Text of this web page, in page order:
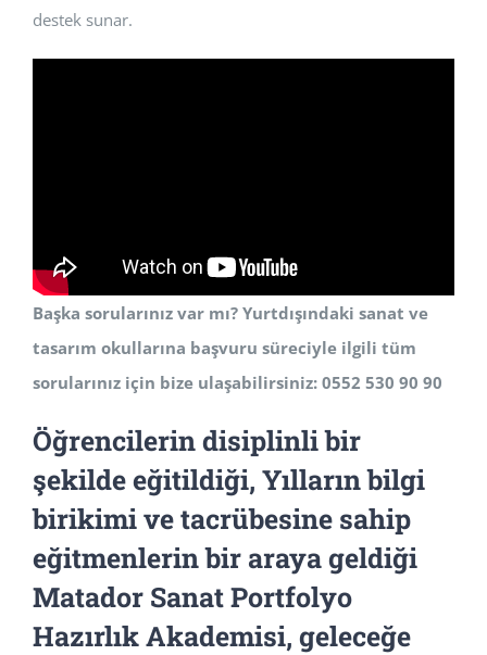
destek sunar.
Başka sorularınız var mı? Yurtdışındaki sanat ve
tasarım okullarına başvuru süreciyle ilgili tüm
sorularınız için bize ulaşabilirsiniz: 0552 530 90 90
Öğrencilerin disiplinli bir
şekilde eğitildiği, Yılların bilgi
birikimi ve tacrübesine sahip
eğitmenlerin bir araya geldiği
Matador Sanat Portfolyo
Hazırlık Akademisi, geleceğe